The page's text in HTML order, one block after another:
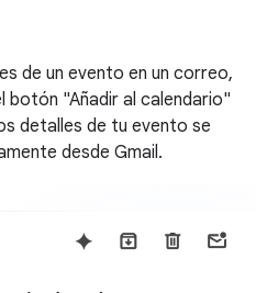
de un evento en un correo,
botón "Añadir al calendario"
detalles de tu evento se
desde Gmail.